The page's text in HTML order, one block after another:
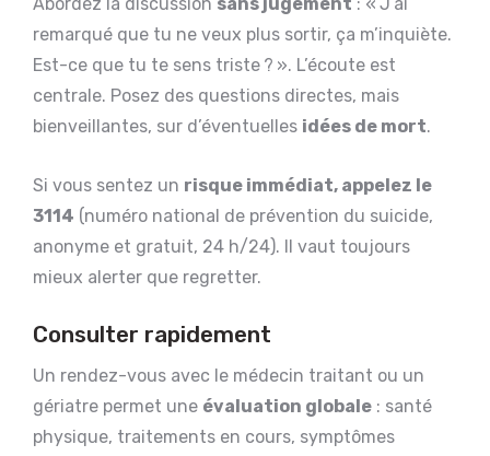
Abordez la discussion sans jugement : « J’ai
remarqué que tu ne veux plus sortir, ça m’inquiète.
Est-ce que tu te sens triste ? ». L’écoute est
centrale. Posez des questions directes, mais
bienveillantes, sur d’éventuelles idées de mort.
Si vous sentez un risque immédiat, appelez le
3114 (numéro national de prévention du suicide,
anonyme et gratuit, 24 h/24). Il vaut toujours
mieux alerter que regretter.
Consulter rapidement
Un rendez-vous avec le médecin traitant ou un
gériatre permet une évaluation globale : santé
physique, traitements en cours, symptômes